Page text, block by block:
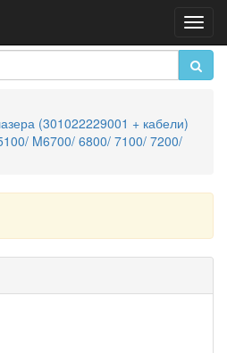
(301022229001 + кабели)
M6700/ 6800/ 7100/ 7200/